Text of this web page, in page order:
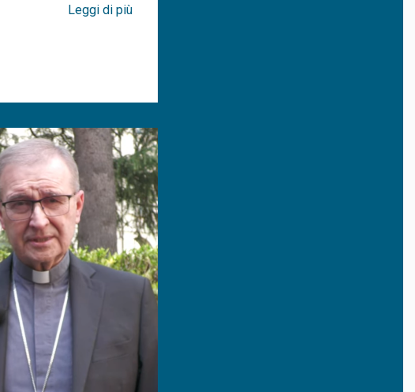
Leggi di più